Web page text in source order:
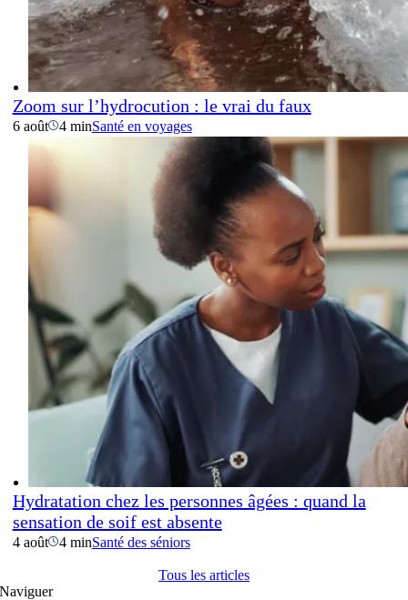
Zoom sur l’hydrocution : le vrai du faux
6 août 4 minSanté en voyages
Hydratation chez les personnes âgées : quand la
sensation de soif est absente
4 août 4 minSanté des séniors
Tous les articles
Naviguer